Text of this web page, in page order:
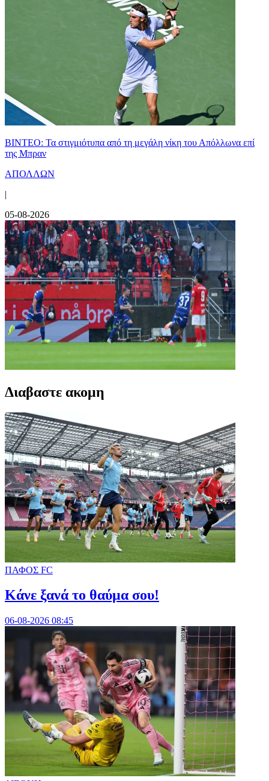
ΒΙΝΤΕΟ: Τα στιγμιότυπα από τη μεγάλη νίκη του Απόλλωνα επί
της Μπραν
ΑΠΟΛΛΩΝ
|
05-08-2026
Διαβαστε ακομη
ΠΑΦΟΣ FC
Κάνε ξανά το θαύμα σου!
06-08-2026 08:45